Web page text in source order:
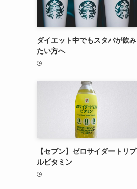
ダイエット中でもスタバが飲み
たい方へ
【セブン】ゼロサイダートリプ
ルビタミン